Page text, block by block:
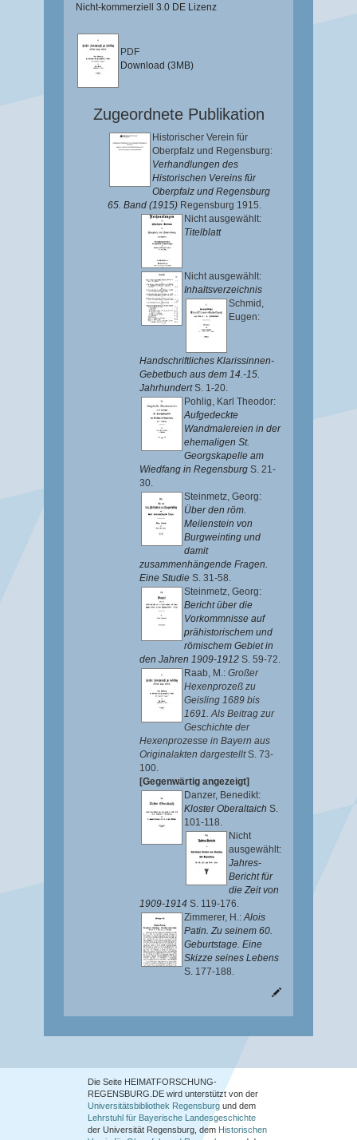
Nicht-kommerziell 3.0 DE Lizenz
PDF
Download (3MB)
Zugeordnete Publikation
Historischer Verein für
Oberpfalz und Regensburg:
Verhandlungen des
Historischen Vereins für
Oberpfalz und Regensburg
65. Band (1915) Regensburg 1915.
Nicht ausgewählt:
Titelblatt
Nicht ausgewählt:
Inhaltsverzeichnis
Schmid,
Eugen:
Handschriftliches Klarissinnen-
Gebetbuch aus dem 14.-15.
JahrhundertS. 1-20.
Pohlig, Karl Theodor:
Aufgedeckte
Wandmalereien in der
ehemaligen St.
Georgskapelle am
Wiedfang in Regensburg S. 21-
30.
Steinmetz, Georg:
Über den röm.
Meilenstein von
Burgweinting und
damit
zusammenhängende Fragen.
Eine Studie S. 31-58.
Steinmetz, Georg:
Bericht über die
Vorkommnisse auf
prähistorischem und
römischem Gebiet in
den Jahren 1909-1912 S. 59-72.
Raab, M.: Großer
Hexenprozeß zu
Geisling 1689 bis
1691. Als Beitrag zur
Geschichte der
Hexenprozesse in Bayern aus
Originalakten dargestelltS. 73-
100.
[Gegenwärtig angezeigt]
Danzer, Benedikt:
Kloster Oberaltaich S.
101-118.
Nicht
ausgewählt:
Jahres-
Bericht für
die Zeit von
1909-1914 S. 119-176.
Zimmerer, H.:Alois
Patin. Zu seinem 60.
Geburtstage. Eine
Skizze seines Lebens
S. 177-188.
Die Seite HEIMATFORSCHUNG-
REGENSBURG.DE wird unterstützt von der
Universitätsbibliothek Regensburg und dem
Lehrstuhl für Bayerische Landesgeschichte
der Universität Regensburg, dem Historischen